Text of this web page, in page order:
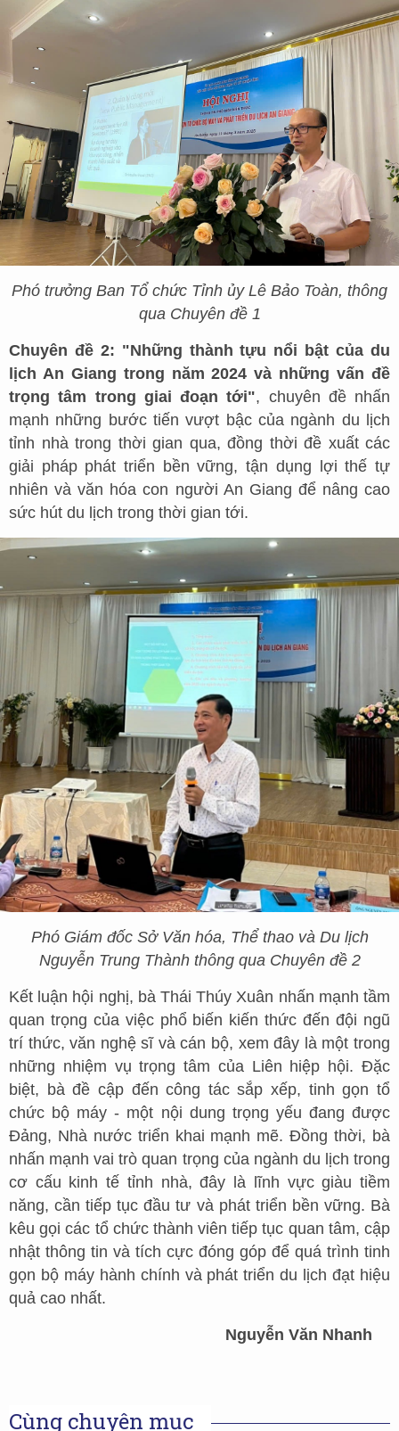
Phó trưởng Ban Tổ chức Tỉnh ủy Lê Bảo Toàn, thông
qua Chuyên đề 1
Chuyên đề 2: "Những thành tựu nổi bật của du
lịch An Giang trong năm 2024 và những vấn đề
trọng tâm trong giai đoạn tới", chuyên đề nhấn
mạnh những bước tiến vượt bậc của ngành du lịch
tỉnh nhà trong thời gian qua, đồng thời đề xuất các
giải pháp phát triển bền vững, tận dụng lợi thế tự
nhiên và văn hóa con người An Giang để nâng cao
sức hút du lịch trong thời gian tới.
Phó Giám đốc Sở Văn hóa, Thể thao và Du lịch
Nguyễn Trung Thànhthông qua Chuyên đề 2
Kết luận hội nghị, bà Thái Thúy Xuân nhấn mạnh tầm
quan trọng của việc phổ biến kiến thức đến đội ngũ
trí thức, văn nghệ sĩ và cán bộ, xem đây là một trong
những nhiệm vụ trọng tâm của Liên hiệp hội. Đặc
biệt, bà đề cập đến công tác sắp xếp, tinh gọn tổ
chức bộ máy - một nội dung trọng yếu đang được
Đảng, Nhà nước triển khai mạnh mẽ. Đồng thời, bà
nhấn mạnh vai trò quan trọng của ngành du lịch trong
cơ cấu kinh tế tỉnh nhà, đây là lĩnh vực giàu tiềm
năng, cần tiếp tục đầu tư và phát triển bền vững. Bà
kêu gọi các tổ chức thành viên tiếp tục quan tâm, cập
nhật thông tin và tích cực đóng góp để quá trình tinh
gọn bộ máy hành chính và phát triển du lịch đạt hiệu
quả cao nhất.
Nguyễn Văn Nhanh
Cùng chuyên mục